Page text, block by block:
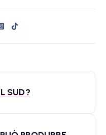
SUD?